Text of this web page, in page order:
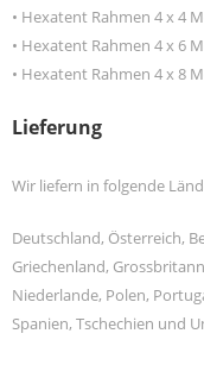
• Hexatent Rahmen 4 x 4
• Hexatent Rahmen 4 x 6
• Hexatent Rahmen 4 x 8
Lieferung
Wir liefern in folgende
Deutschland, Österreich,
Griechenland,
Niederlande, Polen,
Spanien, Tschechien und